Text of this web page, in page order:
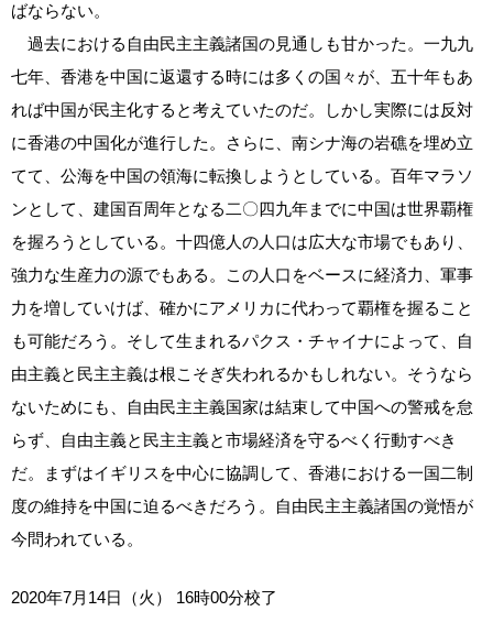
ばならない。
過去における自由民主主義諸国の見通しも甘かった。一九九
七年、香港を中国に返還する時には多くの国々が、五十年もあ
れば中国が民主化すると考えていたのだ。しかし実際には反対
に香港の中国化が進行した。さらに、南シナ海の岩礁を埋め立
てて、公海を中国の領海に転換しようとしている。百年マラソ
ンとして、建国百周年となる二〇四九年までに中国は世界覇権
を握ろうとしている。十四億人の人口は広大な市場でもあり、
強力な生産力の源でもある。この人口をベースに経済力、軍事
力を増していけば、確かにアメリカに代わって覇権を握ること
も可能だろう。そして生まれるパクス・チャイナによって、自
由主義と民主主義は根こそぎ失われるかもしれない。そうなら
ないためにも、自由民主主義国家は結束して中国への警戒を怠
らず、自由主義と民主主義と市場経済を守るべく行動すべき
だ。まずはイギリスを中心に協調して、香港における一国二制
度の維持を中国に迫るべきだろう。自由民主主義諸国の覚悟が
今問われている。
2020年7月14日（火） 16時00分校了